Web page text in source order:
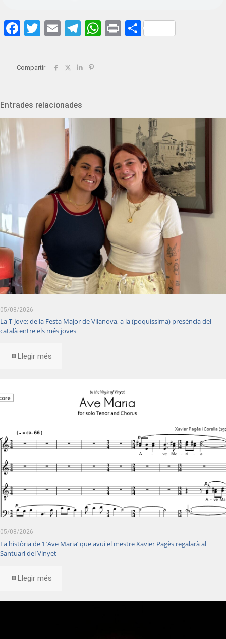
Facebook
Twitter
EmailTelegram
WhatsApp
PrintShare
Compartir
Entrades relacionades
05/08/2026
La T-Jove: de la Festa Major de Vilanova, a la (poquíssima) presència del
català entre els més joves
Llegir més
05/08/2026
La història de ‘L’Ave Maria’ que avui el mestre Xavier Pagès regalarà al
Santuari del Vinyet
Llegir més